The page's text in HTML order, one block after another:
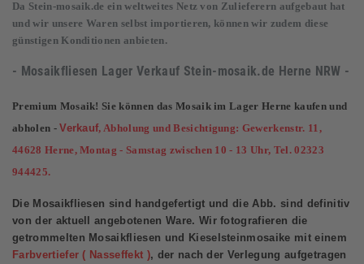
Da Stein-mosaik.de ein weltweites Netz von Zulieferern aufgebaut hat
und wir unsere Waren selbst importieren, können wir zudem diese
günstigen Konditionen anbieten.
- Mosaikfliesen Lager Verkauf Stein-mosaik.de Herne NRW -
Premium Mosaik! Sie können das Mosaik im Lager Herne kaufen und
abholen - Verkauf, Abholung und Besichtigung: Gewerkenstr. 11,
44628 Herne, Montag - Samstag zwischen 10 - 13 Uhr, Tel. 02323
944425.
Die Mosaikfliesen sind handgefertigt und die Abb. sind definitiv
von der aktuell angebotenen Ware. Wir fotografieren die
getrommelten Mosaikfliesen und Kieselsteinmosaike mit einem
Farbvertiefer ( Nasseffekt ), der nach der Verlegung aufgetragen